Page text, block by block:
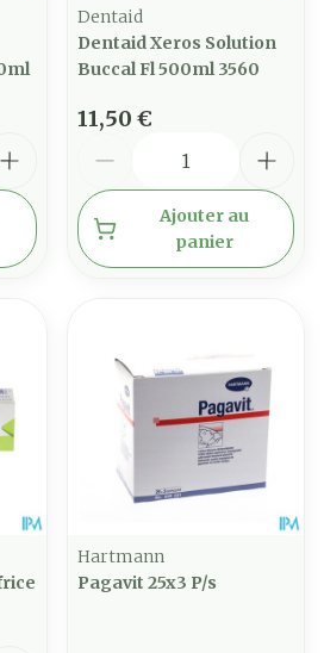
Dentaid
Dentaid Xeros Solution
Buccal Fl 500ml 3560
11,50 €
Ajouter au
panier
Hartmann
Pagavit 25x3 P/s